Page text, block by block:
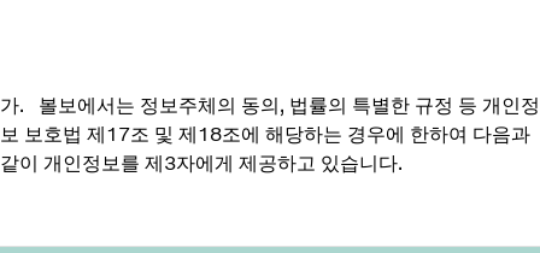
가. 볼보에서는 정보주체의 동의, 법률의 특별한 규정 등 개인정
보 보호법 제17조 및 제18조에 해당하는 경우에 한하여 다음과
같이 개인정보를 제3자에게 제공하고 있습니다.